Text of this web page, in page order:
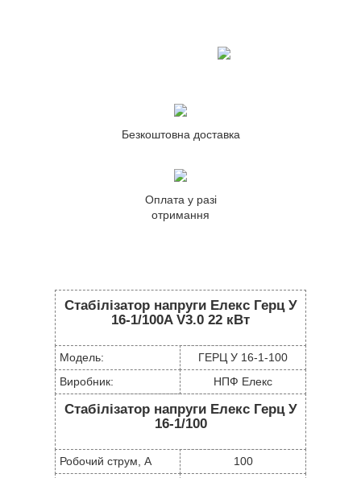
Безкоштовна доставка
Оплата у разі
отримання
Стабілізатор напруги Елекс Герц У
16-1/100A V3.0 22 кВт
Модель:
ГЕРЦ У 16-1-100
Виробник:
НПФ Елекс
Стабілізатор напруги Елекс Герц У
16-1/100
Робочий струм, А
100